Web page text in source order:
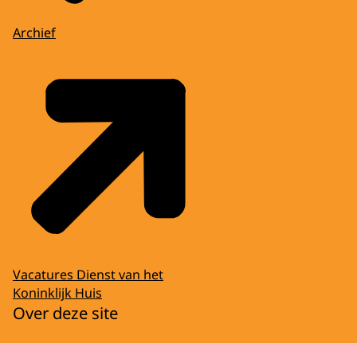
Archief
Vacatures Dienst van het
Koninklijk Huis
Over deze site